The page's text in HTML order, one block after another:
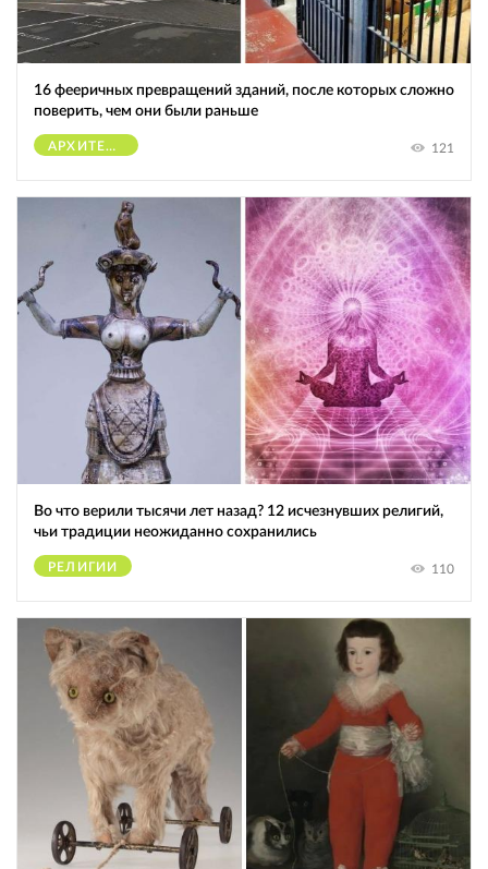
16 фееричных превращений зданий, после которых сложно
поверить, чем они были раньше
АРХИТЕКТУРА 121
Во что верили тысячи лет назад? 12 исчезнувших религий,
чьи традиции неожиданно сохранились
РЕЛИГИИ 110